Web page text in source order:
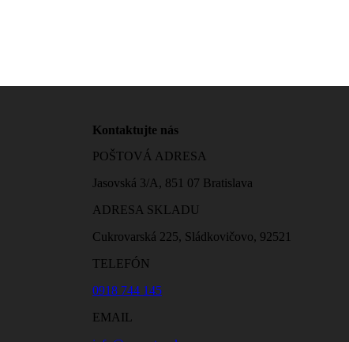
Kontaktujte nás
POŠTOVÁ ADRESA
Jasovská 3/A, 851 07 Bratislava
ADRESA SKLADU
Cukrovarská 225, Sládkovičovo, 92521
TELEFÓN
0918 744 145
EMAIL